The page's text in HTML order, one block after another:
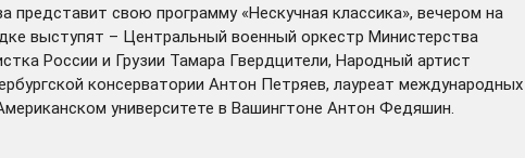
свою программу «Нескучная классика», вечером на
выступят – Центральный военный оркестр Министерства
России и Грузии Тамара Гвердцители, Народный артист
консерватории Антон Петряев, лауреат международных
университете в Вашингтоне Антон Федяшин.